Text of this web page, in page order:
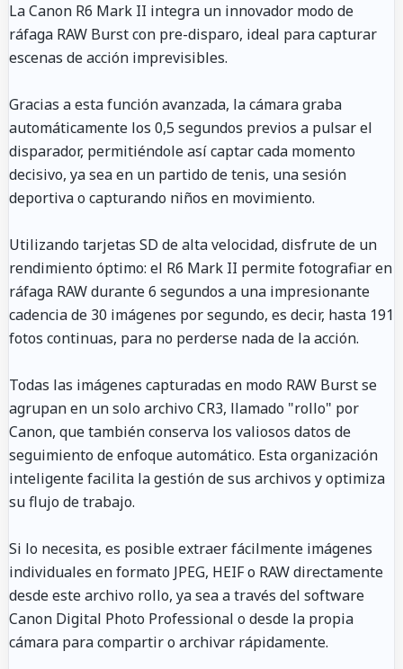
La Canon R6 Mark II integra un innovador modo de
ráfaga RAW Burst con pre-disparo, ideal para capturar
escenas de acción imprevisibles.
Gracias a esta función avanzada, la cámara graba
automáticamente los 0,5 segundos previos a pulsar el
disparador, permitiéndole así captar cada momento
decisivo, ya sea en un partido de tenis, una sesión
deportiva o capturando niños en movimiento.
Utilizando tarjetas SD de alta velocidad, disfrute de un
rendimiento óptimo: el R6 Mark II permite fotografiar en
ráfaga RAW durante 6 segundos a una impresionante
cadencia de 30 imágenes por segundo, es decir, hasta 191
fotos continuas, para no perderse nada de la acción.
Todas las imágenes capturadas en modo RAW Burst se
agrupan en un solo archivo CR3, llamado "rollo" por
Canon, que también conserva los valiosos datos de
seguimiento de enfoque automático. Esta organización
inteligente facilita la gestión de sus archivos y optimiza
su flujo de trabajo.
Si lo necesita, es posible extraer fácilmente imágenes
individuales en formato JPEG, HEIF o RAW directamente
desde este archivo rollo, ya sea a través del software
Canon Digital Photo Professional o desde la propia
cámara para compartir o archivar rápidamente.